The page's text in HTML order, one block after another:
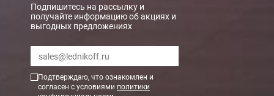
БЕСПЛАТНАЯ доставка при сумме заказа от 7000 руб.
При заказе менее 7000 руб. стоимость доставки
Boxberry
Мы можем доставить ваши заказы сервисом компании
Подпишитесь на рассылку и
получайте информацию об акциях и
выгодных предложениях
Подтверждаю, что ознакомлен и
согласен с условиями политики